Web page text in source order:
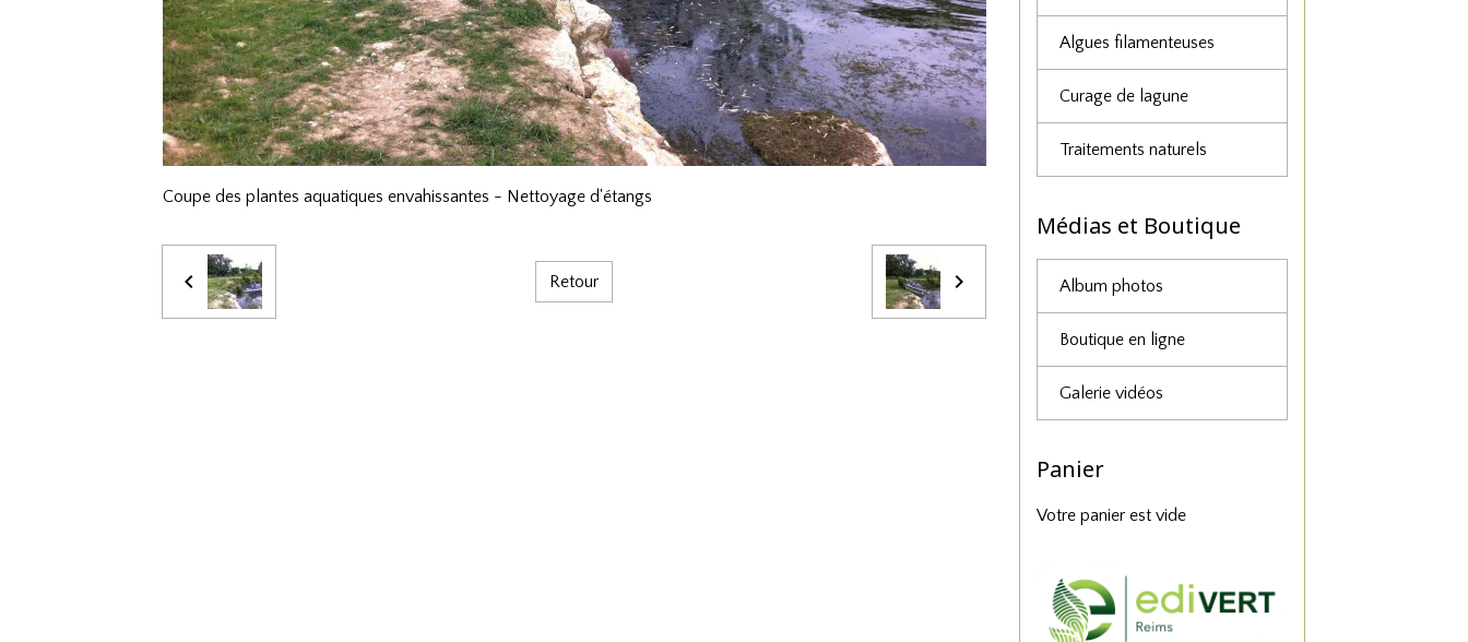
Coupe des plantes aquatiques envahissantes - Nettoyage d'étangs
Retour
Algues filamenteuses
Curage de lagune
Traitements naturels
Médias et Boutique
Album photos
Boutique en ligne
Galerie vidéos
Panier
Votre panier est vide